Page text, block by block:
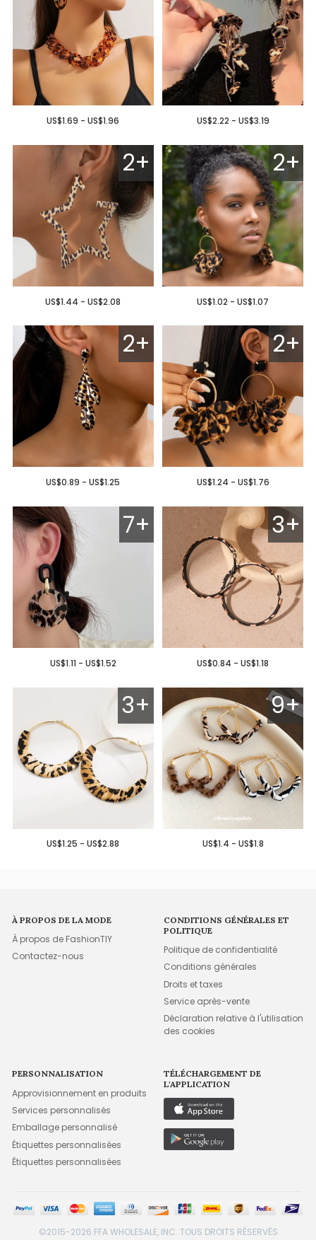
US$1.69 - US$1.96 US$2.22 - US$3.19
2+
US$1.44 - US$2.08
2+
US$1.02 - US$1.07
2+
US$0.89 - US$1.25
2+
US$1.24 - US$1.76
7+
US$1.11 - US$1.52
3+
US$0.84 - US$1.18
3+
US$1.25 - US$2.88
9+
US$1.4 - US$1.8
À PROPOS DE LA MODE
À propos de FashionTIY
Contactez-nous
CONDITIONS GÉNÉRALES ET
POLITIQUE
Politique de confidentialité
Conditions générales
Droits et taxes
Service après-vente
Déclaration relative à l'utilisation
des cookies
PERSONNALISATION
Approvisionnement en produits
Services personnalisés
Emballage personnalisé
Étiquettes personnalisées
Étiquettes personnalisées
TÉLÉCHARGEMENT DE
L'APPLICATION
©2015-2026 FFA WHOLESALE, INC. TOUS DROITS RÉSERVÉS